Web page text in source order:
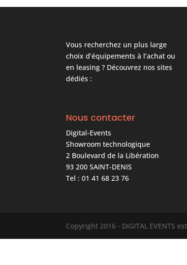
Vous recherchez un plus large
choix d’équipements à l’achat ou
en leasing ? Découvrez nos sites
dédiés :
Nous contacter
Digital-Events
Showroom technologique
2 Boulevard de la Libération
93 200 SAINT-DENIS
Tel : 01 41 68 23 76
Copyright 2016 - DIGITAL EVENTS